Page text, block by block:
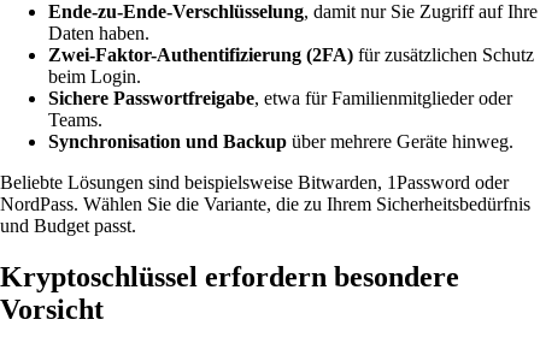
Ende-zu-Ende-Verschlüsselung, damit nur Sie Zugriff auf Ihre
Daten haben.
Zwei-Faktor-Authentifizierung (2FA) für zusätzlichen Schutz
beim Login.
Sichere Passwortfreigabe, etwa für Familienmitglieder oder
Teams.
Synchronisation und Backup über mehrere Geräte hinweg.
Beliebte Lösungen sind beispielsweise Bitwarden, 1Password oder
NordPass. Wählen Sie die Variante, die zu Ihrem Sicherheitsbedürfnis
und Budget passt.
Kryptoschlüssel erfordern besondere
Vorsicht